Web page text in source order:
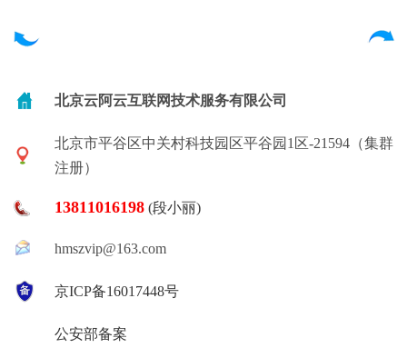
北京云阿云互联网技术服务有限公司
北京市平谷区中关村科技园区平谷园1区-21594（集群
注册）
13811016198 (段小丽)
hmszvip@163.com
京ICP备16017448号
公安部备案